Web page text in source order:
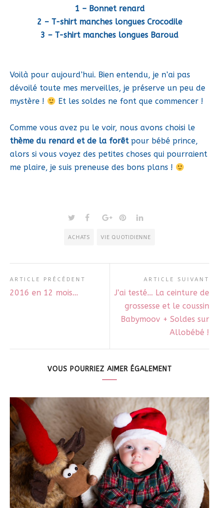
1 – Bonnet renard
2 – T-shirt manches longues Crocodile
3 – T-shirt manches longues Baroud
Voilà pour aujourd’hui. Bien entendu, je n’ai pas
dévoilé toute mes merveilles, je préserve un peu de
mystère !
Et les soldes ne font que commencer !
Comme vous avez pu le voir, nous avons choisi le
thème du renard et de la forêtpour bébé prince,
alors si vous voyez des petites choses qui pourraient
me plaire, je suis preneuse des bons plans !
ACHATS VIE QUOTIDIENNE
ARTICLE PRÉCÉDENT
2016 en 12 mois…
ARTICLE SUIVANT
J’ai testé… La ceinture de
grossesse et le coussin
Babymoov + Soldes sur
Allobébé !
VOUS POURRIEZ AIMER ÉGALEMENT